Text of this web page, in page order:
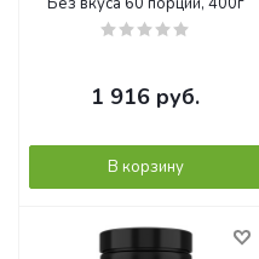
1 916 руб.
В корзину